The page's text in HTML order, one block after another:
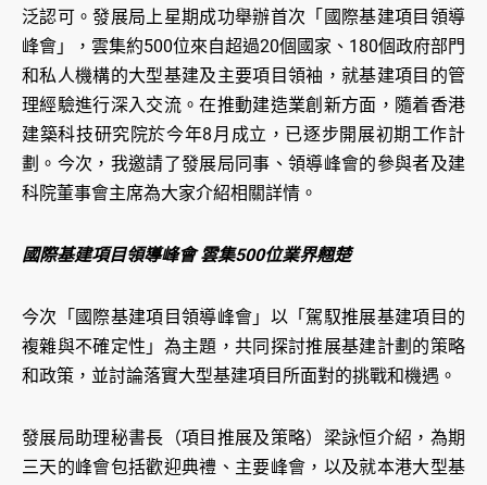
泛認可。發展局上星期成功舉辦首次「國際基建項目領導
峰會」，雲集約500位來自超過20個國家、180個政府部門
和私人機構的大型基建及主要項目領袖，就基建項目的管
理經驗進行深入交流。在推動建造業創新方面，隨着香港
建築科技研究院於今年8月成立，已逐步開展初期工作計
劃。今次，我邀請了發展局同事、領導峰會的參與者及建
科院董事會主席為大家介紹相關詳情。
國際基建項目領導峰會 雲集500位業界翹楚
今次「國際基建項目領導峰會」以「駕馭推展基建項目的
複雜與不確定性」為主題，共同探討推展基建計劃的策略
和政策，並討論落實大型基建項目所面對的挑戰和機遇。
發展局助理秘書長（項目推展及策略）梁詠恒介紹，為期
三天的峰會包括歡迎典禮、主要峰會，以及就本港大型基